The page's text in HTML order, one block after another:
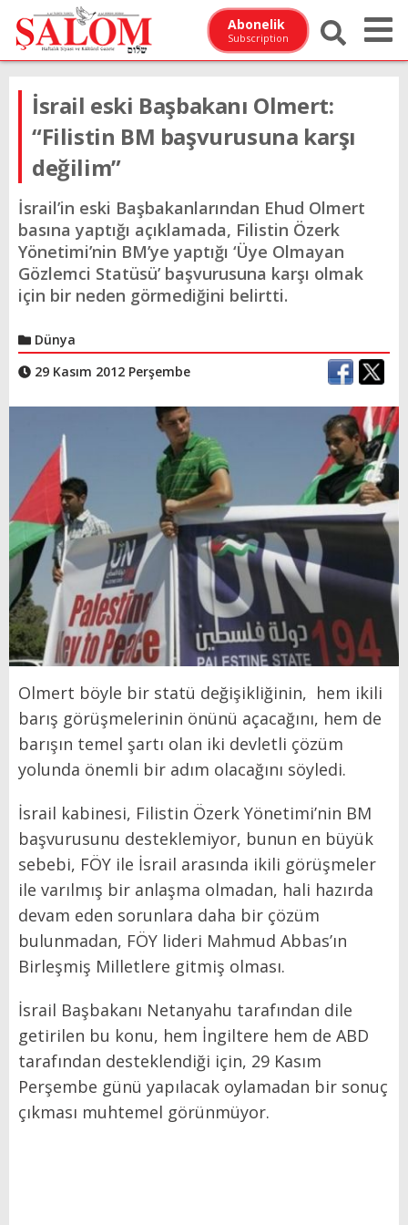
Abonelik
Subscription
İsrail eski Başbakanı Olmert:
“Filistin BM başvurusuna karşı
değilim”
İsrail’in eski Başbakanlarından Ehud Olmert
basına yaptığı açıklamada, Filistin Özerk
Yönetimi’nin BM’ye yaptığı ‘Üye Olmayan
Gözlemci Statüsü’ başvurusuna karşı olmak
için bir neden görmediğini belirtti.
Dünya
29 Kasım 2012 Perşembe
Olmert böyle bir statü değişikliğinin, hem ikili
barış görüşmelerinin önünü açacağını, hem de
barışın temel şartı olan iki devletli çözüm
yolunda önemli bir adım olacağını söyledi.
İsrail kabinesi, Filistin Özerk Yönetimi’nin BM
başvurusunu desteklemiyor, bunun en büyük
sebebi, FÖY ile İsrail arasında ikili görüşmeler
ile varılmış bir anlaşma olmadan, hali hazırda
devam eden sorunlara daha bir çözüm
bulunmadan, FÖY lideri Mahmud Abbas’ın
Birleşmiş Milletlere gitmiş olması.
İsrail Başbakanı Netanyahu tarafından dile
getirilen bu konu, hem İngiltere hem de ABD
tarafından desteklendiği için, 29 Kasım
Perşembe günü yapılacak oylamadan bir sonuç
çıkması muhtemel görünmüyor.